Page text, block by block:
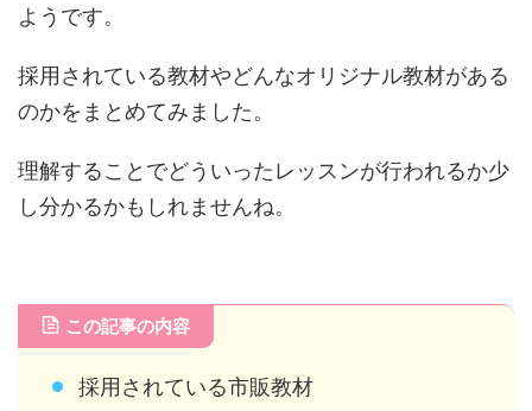
ようです。
採用されている教材やどんなオリジナル教材がある
のかをまとめてみました。
理解することでどういったレッスンが行われるか少
し分かるかもしれませんね。
この記事の内容
採用されている市販教材